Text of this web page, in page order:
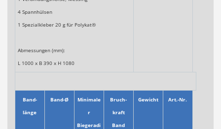
4 Spannhülsen
1 Spezialkleber 20 g für Polykat®
Abmessungen (mm):
L 1000 x B 390 x H 1080
Band-
länge
Band-Ø
Minimale
r
Biegeradi
Bruch-
kraft
Band
Gewicht Art.-Nr.